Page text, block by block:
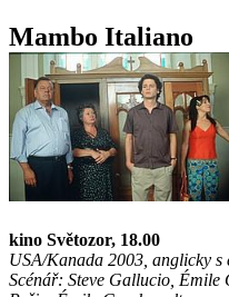
Mambo Italiano
kino Světozor, 18.00
USA/Kanada 2003, anglicky s
Scénář: Steve Gallucio, Émile